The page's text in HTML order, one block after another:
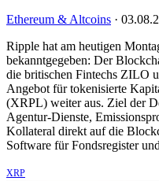
Ethereum & Altcoins ·
Ripple hat am heutigen
bekanntgegeben: Der
die britischen Fintechs ZILO
Angebot für tokenisierte
(XRPL) weiter aus. Ziel der
Agentur-Dienste,
Kollateral direkt auf die
Software für Fondsregister
XRP